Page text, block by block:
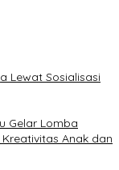
Lewat Sosialisasi
Gelar Lomba
Anak dan